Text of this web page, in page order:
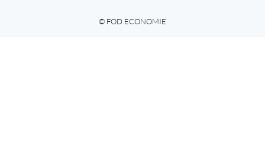
© FOD ECONOMIE